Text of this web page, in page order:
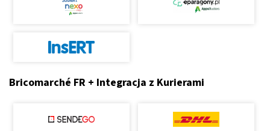
Bricomarché FR + Integracja z Kurierami